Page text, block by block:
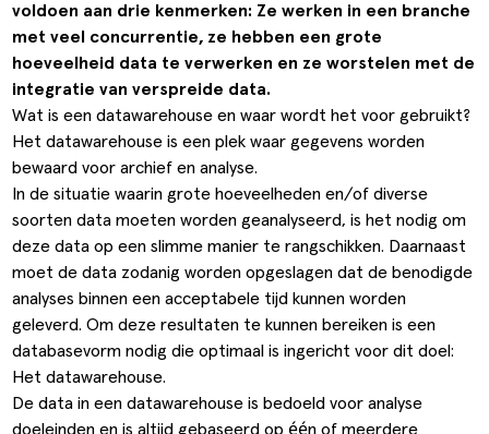
Apps
Factuurverwerking
Transportorders
Workflow
Voorraad management &
Documenten aanpassen
Blogs & Nieuws
Webinars & Events
Downloads
Business Central Trainingen
SucceedIT
aanpak
team
bij SucceedIT
partners
doelen
voldoen aan drie kenmerken: Ze werken in een branche
met veel concurrentie, ze hebben een grote
hoeveelheid data te verwerken en ze worstelen met de
integratie van verspreide data.
Wat is een datawarehouse en waar wordt het voor gebruikt?
Het datawarehouse is een plek waar gegevens worden
bewaard voor archief en analyse.
In de situatie waarin grote hoeveelheden en/of diverse
soorten data moeten worden geanalyseerd, is het nodig om
deze data op een slimme manier te rangschikken. Daarnaast
moet de data zodanig worden opgeslagen dat de benodigde
analyses binnen een acceptabele tijd kunnen worden
geleverd. Om deze resultaten te kunnen bereiken is een
databasevorm nodig die optimaal is ingericht voor dit doel:
Het datawarehouse.
De data in een datawarehouse is bedoeld voor analyse
doeleinden en is altijd gebaseerd op één of meerdere